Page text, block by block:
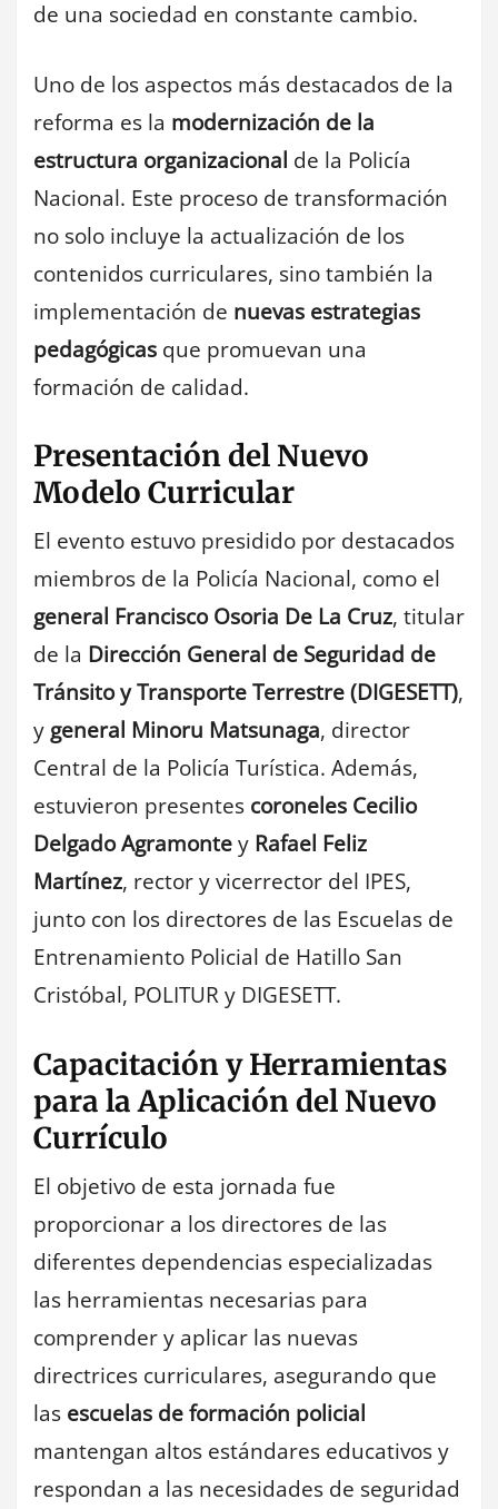
de una sociedad en constante cambio.
Uno de los aspectos más destacados de la
reforma es la modernización de la
estructura organizacional de la Policía
Nacional. Este proceso de transformación
no solo incluye la actualización de los
contenidos curriculares, sino también la
implementación de nuevas estrategias
pedagógicas que promuevan una
formación de calidad.
Presentación del Nuevo
Modelo Curricular
El evento estuvo presidido por destacados
miembros de la Policía Nacional, como el
general Francisco Osoria De La Cruz, titular
de la Dirección General de Seguridad de
Tránsito y Transporte Terrestre (DIGESETT),
ygeneral Minoru Matsunaga, director
Central de la Policía Turística. Además,
estuvieron presentes coroneles Cecilio
Delgado Agramontey Rafael Feliz
Martínez, rector y vicerrector del IPES,
junto con los directores de las Escuelas de
Entrenamiento Policial de Hatillo San
Cristóbal, POLITUR y DIGESETT.
Capacitación y Herramientas
para la Aplicación del Nuevo
Currículo
El objetivo de esta jornada fue
proporcionar a los directores de las
diferentes dependencias especializadas
las herramientas necesarias para
comprender y aplicar las nuevas
directrices curriculares, asegurando que
las escuelas de formación policial
mantengan altos estándares educativos y
respondan a las necesidades de seguridad